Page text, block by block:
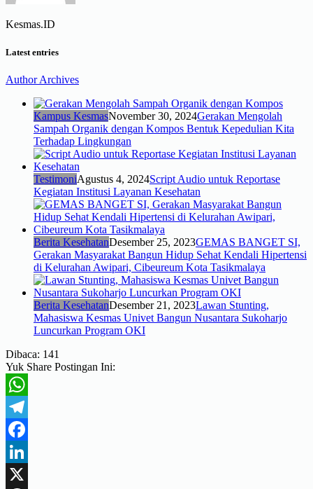
Kesmas.ID
Latest entries
Author Archives
Kampus KesmasNovember 30, 2024Gerakan Mengolah
Sampah Organik dengan Kompos Bentuk Kepedulian Kita
Terhadap Lingkungan
TestimoniAgustus 4, 2024Script Audio untuk Reportase
Kegiatan Institusi Layanan Kesehatan
Berita KesehatanDesember 25, 2023GEMAS BANGET SI,
Gerakan Masyarakat Bangun Hidup Sehat Kendali Hipertensi
di Kelurahan Awipari, Cibeureum Kota Tasikmalaya
Berita KesehatanDesember 21, 2023Lawan Stunting,
Mahasiswa Kesmas Univet Bangun Nusantara Sukoharjo
Luncurkan Program OKI
Dibaca: 141
Yuk Share Postingan Ini:
WhatsApp
Telegram
Facebook
LinkedIn